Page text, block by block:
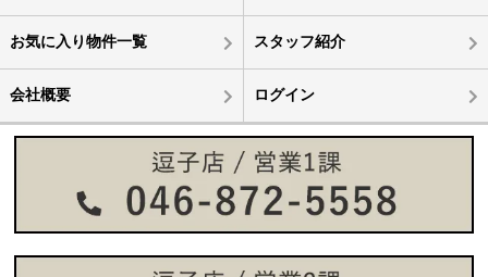
お気に入り物件一覧 スタッフ紹介
会社概要 ログイン